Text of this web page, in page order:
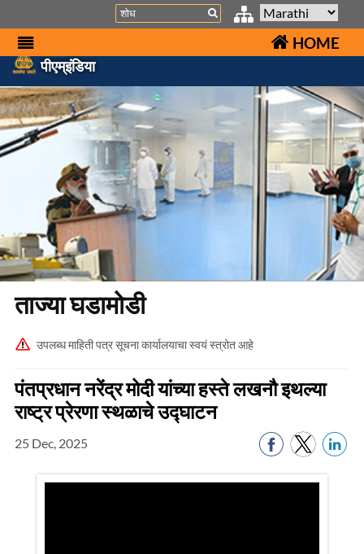
Search
HOME
पीएम्इंडिया
ताज्या घडामोडी
उपलब्ध माहिती पत्र सूचना कार्यालयाचा स्वयं स्त्रोत आहे
पंतप्रधान नरेंद्र मोदी यांच्या हस्ते लखनौ इथल्या
राष्ट्र प्रेरणा स्थळाचे उद्घाटन
25 Dec, 2025